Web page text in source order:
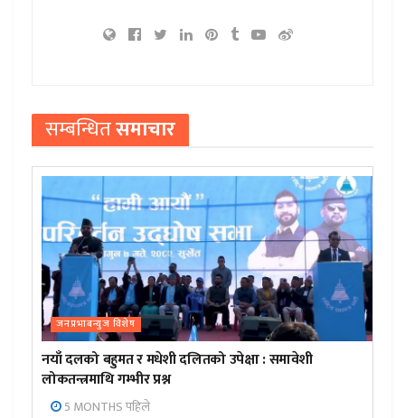
सम्बन्धितसमाचार
जनप्रभाबन्युज विशेष
नयाँ दलको बहुमत र मधेशी दलितको उपेक्षा : समावेशी
लोकतन्त्रमाथि गम्भीर प्रश्न
5 MONTHS पहिले